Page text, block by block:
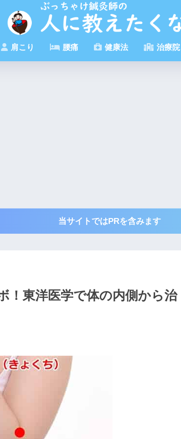
肩こり 腰痛 健康法 治療院
当サイトではPRを含みます
！東洋医学で体の内側から治